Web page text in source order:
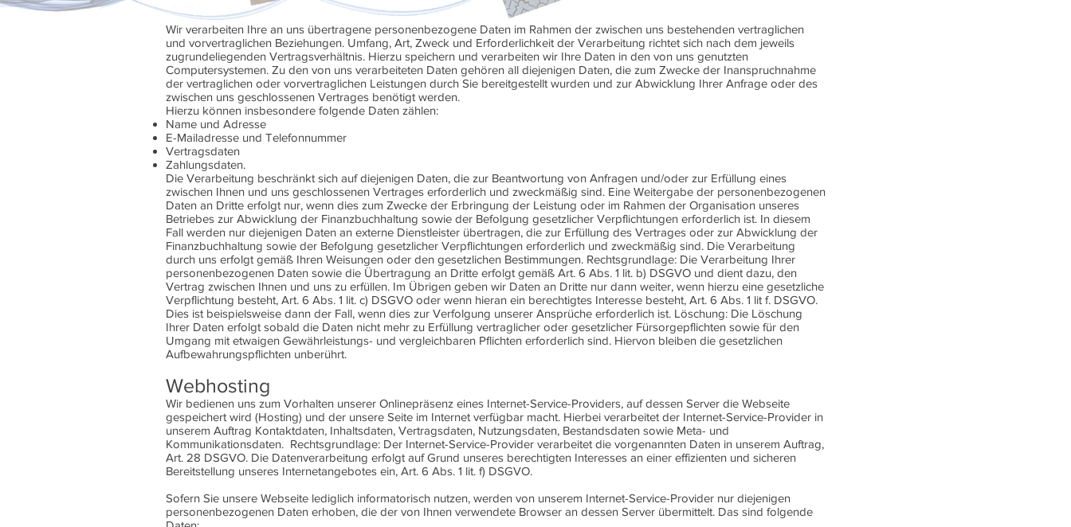
Wir verarbeiten Ihre an uns übertragene personenbezogene Daten im Rahmen der zwischen uns bestehenden vertraglichen
und vorvertraglichen Beziehungen. Umfang, Art, Zweck und Erforderlichkeit der Verarbeitung richtet sich nach dem jeweils
zugrundeliegenden Vertragsverhältnis. Hierzu speichern und verarbeiten wir Ihre Daten in den von uns genutzten
Computersystemen. Zu den von uns verarbeiteten Daten gehören all diejenigen Daten, die zum Zwecke der Inanspruchnahme
der vertraglichen oder vorvertraglichen Leistungen durch Sie bereitgestellt wurden und zur Abwicklung Ihrer Anfrage oder des
zwischen uns geschlossenen Vertrages benötigt werden.
Hierzu können insbesondere folgende Daten zählen:
Name und Adresse
E-Mailadresse und Telefonnummer
Vertragsdaten
Zahlungsdaten.
Die Verarbeitung beschränkt sich auf diejenigen Daten, die zur Beantwortung von Anfragen und/oder zur Erfüllung eines
zwischen Ihnen und uns geschlossenen Vertrages erforderlich und zweckmäßig sind. Eine Weitergabe der personenbezogenen
Daten an Dritte erfolgt nur, wenn dies zum Zwecke der Erbringung der Leistung oder im Rahmen der Organisation unseres
Betriebes zur Abwicklung der Finanzbuchhaltung sowie der Befolgung gesetzlicher Verpflichtungen erforderlich ist. In diesem
Fall werden nur diejenigen Daten an externe Dienstleister übertragen, die zur Erfüllung des Vertrages oder zur Abwicklung der
Finanzbuchhaltung sowie der Befolgung gesetzlicher Verpflichtungen erforderlich und zweckmäßig sind. Die Verarbeitung
durch uns erfolgt gemäß Ihren Weisungen oder den gesetzlichen Bestimmungen. Rechtsgrundlage: Die Verarbeitung Ihrer
personenbezogenen Daten sowie die Übertragung an Dritte erfolgt gemäß Art. 6 Abs. 1 lit. b) DSGVO und dient dazu, den
Vertrag zwischen Ihnen und uns zu erfüllen. Im Übrigen geben wir Daten an Dritte nur dann weiter, wenn hierzu eine gesetzliche
Verpflichtung besteht, Art. 6 Abs. 1 lit. c) DSGVO oder wenn hieran ein berechtigtes Interesse besteht, Art. 6 Abs. 1 lit f. DSGVO.
Dies ist beispielsweise dann der Fall, wenn dies zur Verfolgung unserer Ansprüche erforderlich ist. Löschung: Die Löschung
Ihrer Daten erfolgt sobald die Daten nicht mehr zu Erfüllung vertraglicher oder gesetzlicher Fürsorgepflichten sowie für den
Umgang mit etwaigen Gewährleistungs- und vergleichbaren Pflichten erforderlich sind. Hiervon bleiben die gesetzlichen
Aufbewahrungspflichten unberührt.
Webhosting
Wir bedienen uns zum Vorhalten unserer Onlinepräsenz eines Internet-Service-Providers, auf dessen Server die Webseite
gespeichert wird (Hosting) und der unsere Seite im Internet verfügbar macht. Hierbei verarbeitet der Internet-Service-Provider in
unserem Auftrag Kontaktdaten, Inhaltsdaten, Vertragsdaten, Nutzungsdaten, Bestandsdaten sowie Meta- und
Kommunikationsdaten. Rechtsgrundlage: Der Internet-Service-Provider verarbeitet die vorgenannten Daten in unserem Auftrag,
Art. 28 DSGVO. Die Datenverarbeitung erfolgt auf Grund unseres berechtigten Interesses an einer effizienten und sicheren
Bereitstellung unseres Internetangebotes ein, Art. 6 Abs. 1 lit. f) DSGVO.
Sofern Sie unsere Webseite lediglich informatorisch nutzen, werden von unserem Internet-Service-Provider nur diejenigen
personenbezogenen Daten erhoben, die der von Ihnen verwendete Browser an dessen Server übermittelt. Das sind folgende